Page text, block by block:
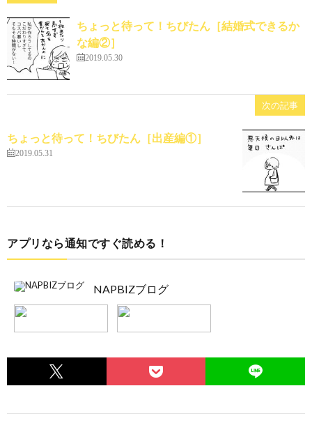
ちょっと待って！ちびたん［結婚式できるか
な編②］
2019.05.30
次の記事
ちょっと待って！ちびたん［出産編①］
2019.05.31
アプリなら通知ですぐ読める！
NAPBIZブログ